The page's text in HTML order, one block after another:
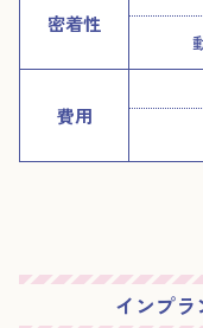
密着性
費用
インプ